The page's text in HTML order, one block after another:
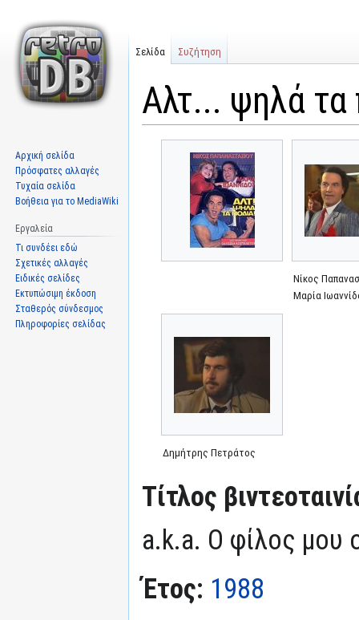
Αλτ... ψηλά τα
αναζήτηση
Νίκος
Μαρία
Δημήτρης Πετράτος
Τίτλος
a.k.a. Ο φίλος μου
Έτος: 1988
Σελίδα Συζήτηση
Αρχική σελίδα
Πρόσφατες αλλαγές
Τυχαία σελίδα
Βοήθεια για το MediaWiki
Εργαλεία
Τι συνδέει εδώ
Σχετικές αλλαγές
Ειδικές σελίδες
Εκτυπώσιμη έκδοση
Σταθερός σύνδεσμος
Πληροφορίες σελίδας